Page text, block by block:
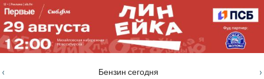
Бензин сегодня
‹ ›